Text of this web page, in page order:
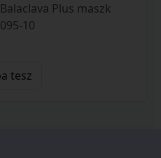
Plus maszk
10
tesz